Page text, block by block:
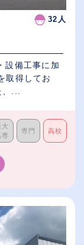
32人
設備工事に加
取得してお
...
大
専
専門 高校